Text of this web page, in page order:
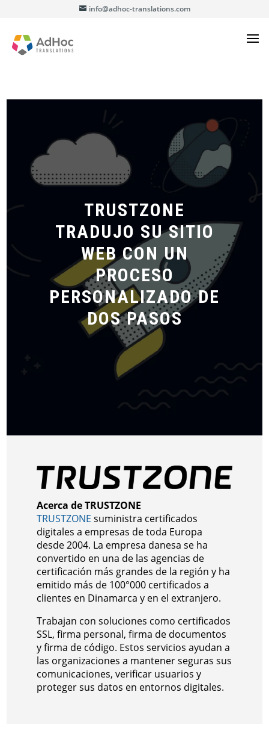
info@adhoc-translations.com
TRUSTZONE
TRADUJO SU SITIO
WEB CON UN
PROCESO
PERSONALIZADO DE
DOS PASOS
Acerca de TRUSTZONE
TRUSTZONE suministra certificados
digitales a empresas de toda Europa
desde 2004. La empresa danesa se ha
convertido en una de las agencias de
certificación más grandes de la región y ha
emitido más de 100°000 certificados a
clientes en Dinamarca y en el extranjero.
Trabajan con soluciones como certificados
SSL, firma personal, firma de documentos
y firma de código. Estos servicios ayudan a
las organizaciones a mantener seguras sus
comunicaciones, verificar usuarios y
proteger sus datos en entornos digitales.